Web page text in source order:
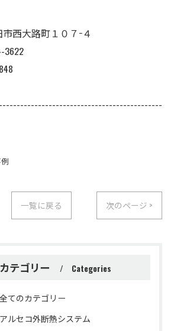
西大路町１０７−４
3622
一覧に戻る 次のページ >
カテゴリー Categories
全てのカテゴリー
アルセコ外断熱システム